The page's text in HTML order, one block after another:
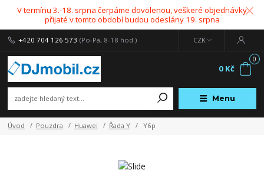
V termínu 3.-18. srpna čerpáme dovolenou, veškeré objednávky
přijaté v tomto období budou odeslány 19. srpna
Menu
CZK
+420 704 126 573 (Po-Pá, 8-18 hod.)
0
0 Kč
Úvod Pouzdra Huawei Řada Y Y6p